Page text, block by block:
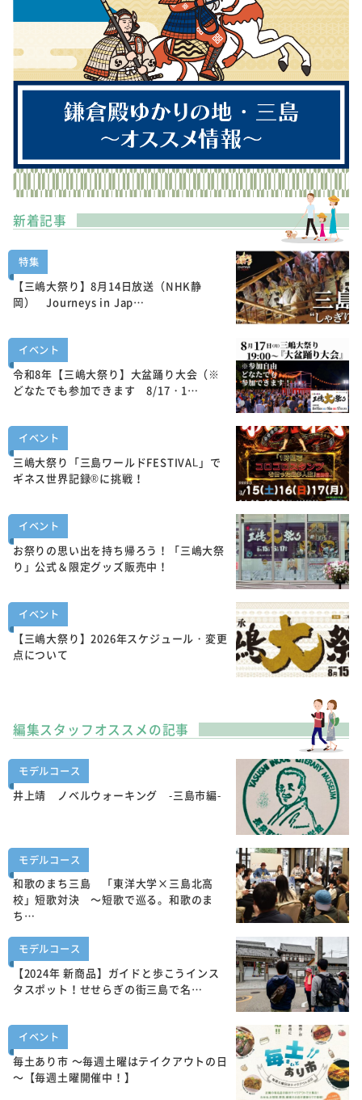
新着記事
特集
【三嶋大祭り】8月14日放送（NHK静
岡） Journeys in Jap…
イベント
令和8年【三嶋大祭り】大盆踊り大会（※
どなたでも参加できます 8/17・1…
イベント
三嶋大祭り「三島ワールドFESTIVAL」で
ギネス世界記録®に挑戦！
イベント
お祭りの思い出を持ち帰ろう！「三嶋大祭
り」公式＆限定グッズ販売中！
イベント
【三嶋大祭り】2026年スケジュール・変更
点について
編集スタッフオススメの記事
モデルコース
井上靖 ノベルウォーキング -三島市編-
モデルコース
和歌のまち三島 「東洋大学×三島北高
校」短歌対決 ～短歌で巡る。和歌のま
ち…
モデルコース
【2024年 新商品】ガイドと歩こうインス
タスポット！せせらぎの街三島で名…
イベント
毎土あり市 ～毎週土曜はテイクアウトの日
～【毎週土曜開催中！】